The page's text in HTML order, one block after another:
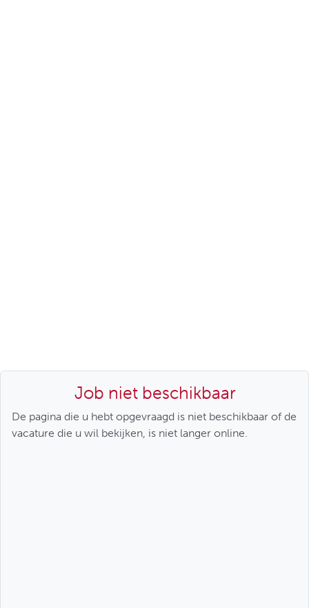
Job niet beschikbaar
De pagina die u hebt opgevraagd is niet beschikbaar of de
vacature die u wil bekijken, is niet langer online.